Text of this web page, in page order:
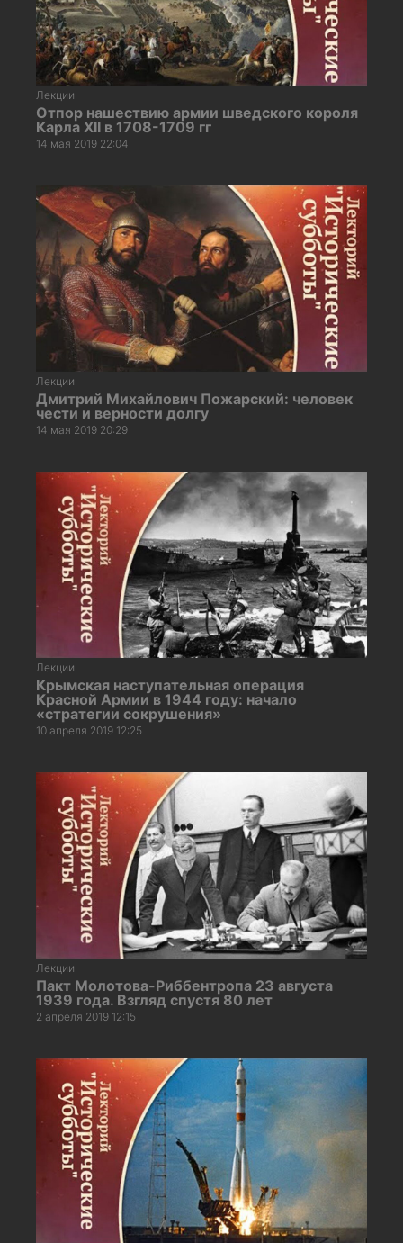
Лекции
Отпор нашествию армии шведского короля
Карла XII в 1708-1709 гг
14 мая 2019 22:04
Лекции
Дмитрий Михайлович Пожарский: человек
чести и верности долгу
14 мая 2019 20:29
Лекции
Крымская наступательная операция
Красной Армии в 1944 году: начало
«стратегии сокрушения»
10 апреля 2019 12:25
Лекции
Пакт Молотова-Риббентропа 23 августа
1939 года. Взгляд спустя 80 лет
2 апреля 2019 12:15